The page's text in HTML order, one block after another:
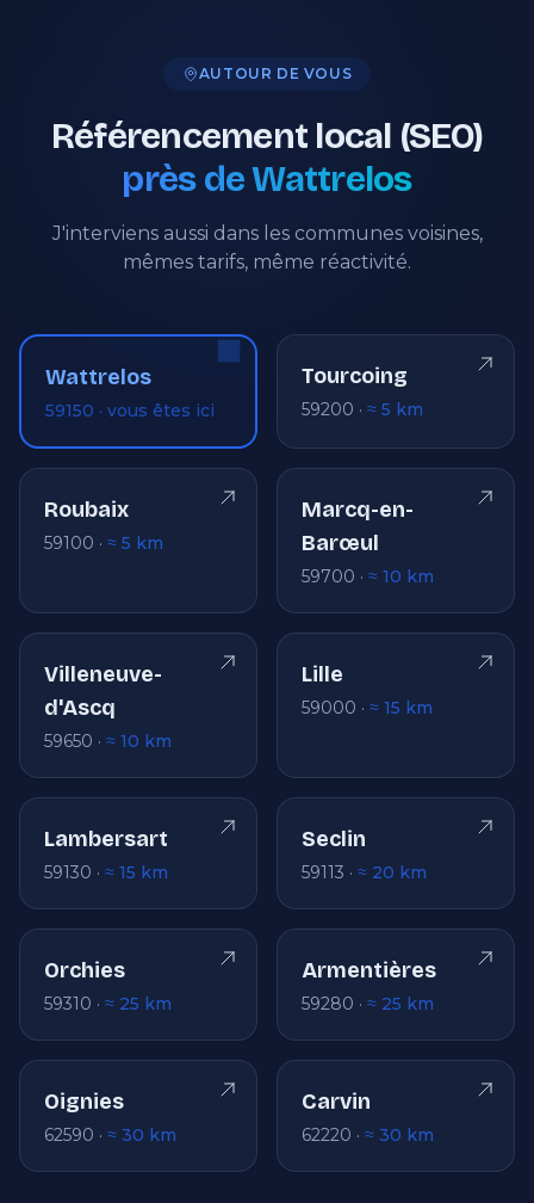
AUTOUR DE VOUS
Référencement local (SEO)
près de Wattrelos
J'interviens aussi dans les communes voisines,
mêmes tarifs, même réactivité.
Wattrelos
59150 · vous êtes ici
Tourcoing
59200 · ≈ 5 km
Roubaix
59100 · ≈ 5 km
Marcq-en-
Barœul
59700 · ≈ 10 km
Villeneuve-
d'Ascq
59650 · ≈ 10 km
Lille
59000 · ≈ 15 km
Lambersart
59130 · ≈ 15 km
Seclin
59113 · ≈ 20 km
Orchies
59310 · ≈ 25 km
Armentières
59280 · ≈ 25 km
Oignies
62590 · ≈ 30 km
Carvin
62220 · ≈ 30 km